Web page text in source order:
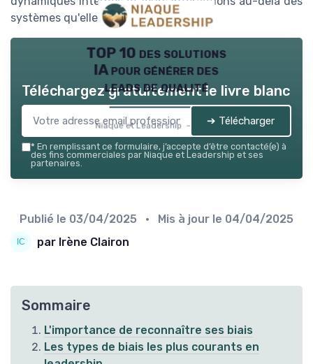
systèmes qu'elles utilisent.
TOP 10 des solutions
IA pour générer des
leads de qualité
Niaque et Leadership — 2026
Téléchargez gratuitement le livre blanc
➔ Télécharger
* En remplissant ce formulaire, j’accepte d’être contacté(e) à
des fins commerciales par Niaque et Leadership et ses
partenaires.
Publié le 03/04/2025 • Mis à jour le 04/04/2025
par Irène Clairon
Sommaire
L'importance de reconnaître ses biais
Les types de biais les plus courants en